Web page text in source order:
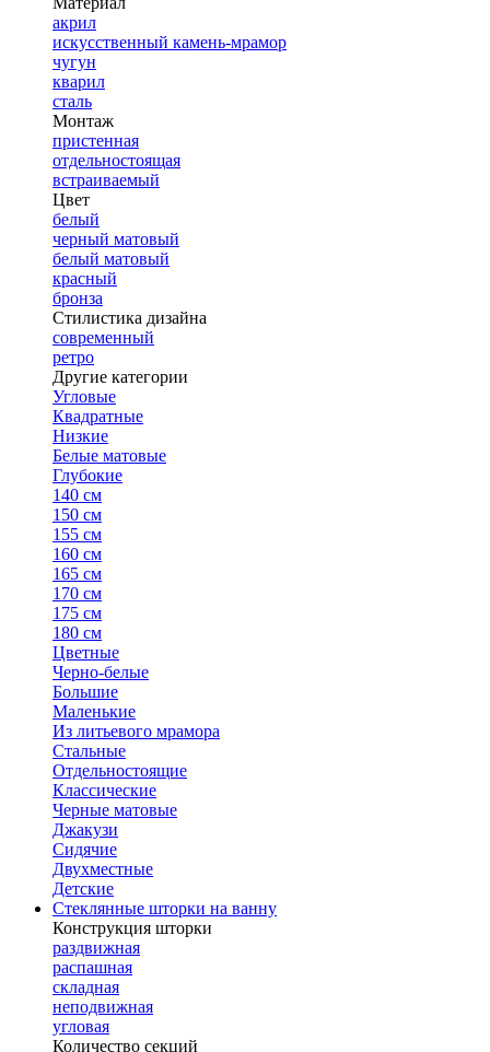
акрил
искусственный камень-мрамор
чугун
кварил
сталь
Монтаж
пристенная
отдельностоящая
встраиваемый
Цвет
белый
черный матовый
белый матовый
красный
бронза
Стилистика дизайна
современный
ретро
Другие категории
Угловые
Квадратные
Низкие
Белые матовые
Глубокие
140 см
150 см
155 см
160 см
165 см
170 см
175 см
180 см
Цветные
Черно-белые
Большие
Маленькие
Из литьевого мрамора
Стальные
Отдельностоящие
Классические
Черные матовые
Джакузи
Сидячие
Двухместные
Детские
Стеклянные шторки на ванну
Конструкция шторки
раздвижная
распашная
складная
неподвижная
угловая
Количество секций